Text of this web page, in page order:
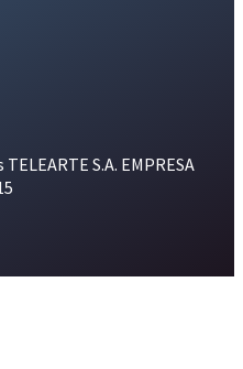
S.A. EMPRESA